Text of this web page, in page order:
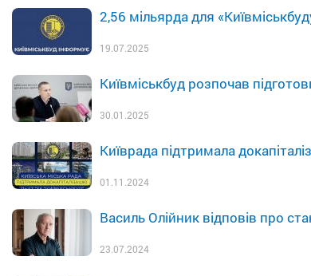
2,56 мільярда для
19.07.2025
Київміськбуд розпочав
30.01.2025
Київрада підтримала
01.11.2024
Василь Олійник відповів про
23.07.2024